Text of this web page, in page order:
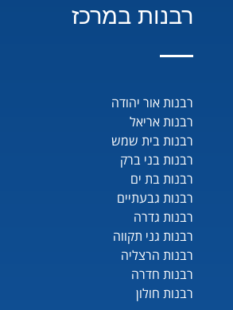
רבנות במרכז
רבנות אור יהודה
רבנות אריאל
רבנות בית שמש
רבנות בני ברק
רבנות בת ים
רבנות גבעתיים
רבנות גדרה
רבנות גני תקווה
רבנות הרצליה
רבנות חדרה
רבנות חולון